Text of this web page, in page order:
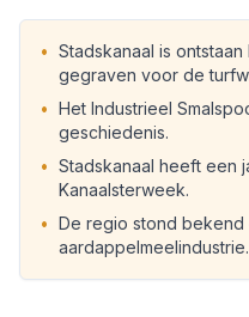
• Stadskanaal is ontstaan
gegraven voor de
• Het Industrieel
geschiedenis.
• Stadskanaal heeft een
Kanaalsterweek.
• De regio stond
aardappelmeelindustrie.